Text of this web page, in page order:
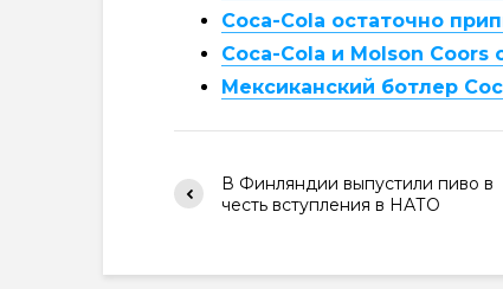
Coca-Cola остаточно
Coca-Cola и Molson
Мексиканский ботлер
В Финляндии выпустили пиво в
честь вступления в НАТО